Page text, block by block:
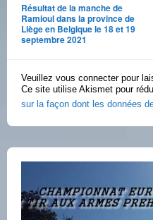
Résultat de la manche de
Ramioul dans la province de
Liège en Belgique le 18 et 19
septembre 2021
Veuillez vous connecter pour
Ce site utilise Akismet pour
sur la façon dont les données